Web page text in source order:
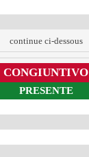
continue ci-dessous
CONGIUNTIVO
PRESENTE